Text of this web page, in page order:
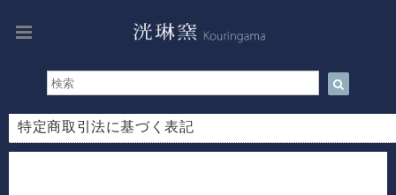
特定商取引法に基づく表記